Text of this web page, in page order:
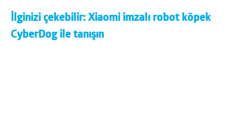
İlginizi çekebilir:Xiaomi imzalı robot köpek
CyberDog ile tanışın